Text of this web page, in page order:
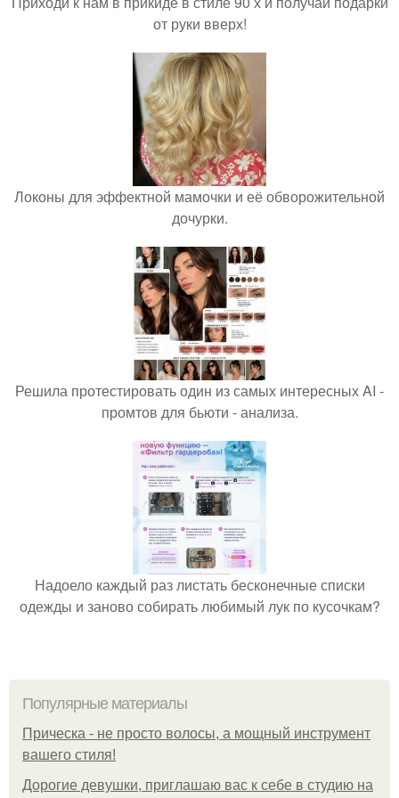
от руки вверх!
Локоны для эффектной мамочки и её обворожительной
дочурки.
Решила протестировать один из самых интересных AI -
промтов для бьюти - анализа.
Надоело каждый раз листать бесконечные списки
одежды и заново собирать любимый лук по кусочкам?
Популярные материалы
Прическа - не просто волосы, а мощный инструмент
вашего стиля!
Дорогие девушки, приглашаю вас к себе в студию на